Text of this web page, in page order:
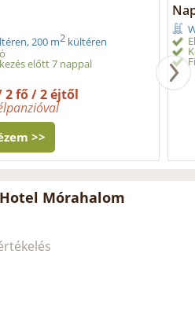
200 m2 kültéren
előtt 7 nappal
2 fő / 2 éjtől
>>
Mórahalom